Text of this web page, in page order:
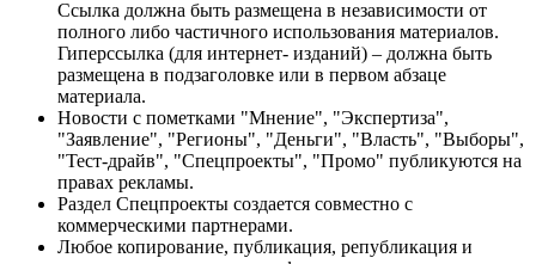
Ссылка должна быть размещена в независимости от
полного либо частичного использования материалов.
Гиперссылка (для интернет- изданий) – должна быть
размещена в подзаголовке или в первом абзаце
материала.
Новости с пометками "Мнение", "Экспертиза",
"Заявление", "Регионы", "Деньги", "Власть", "Выборы",
"Тест-драйв", "Спецпроекты", "Промо" публикуются на
правах рекламы.
Раздел Спецпроекты создается совместно с
коммерческими партнерами.
Любое копирование, публикация, републикация и